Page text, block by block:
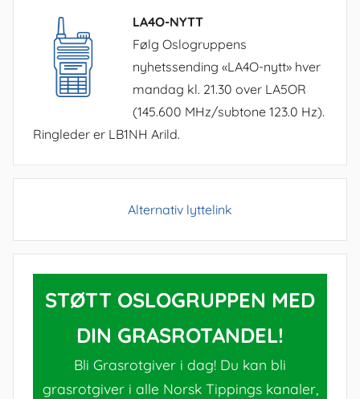
LA4O-NYTT
Følg Oslogruppens
nyhetssending «LA4O-nytt» hver
mandag kl. 21.30 over LA5OR
(145.600 MHz/subtone 123.0 Hz).
Ringleder er LB1NH Arild.
Alternativ lyttelink
STØTT OSLOGRUPPEN MED
DIN GRASROTANDEL!
Bli Grasrotgiver i dag! Du kan bli
grasrotgiver i alle Norsk Tippings kanaler,